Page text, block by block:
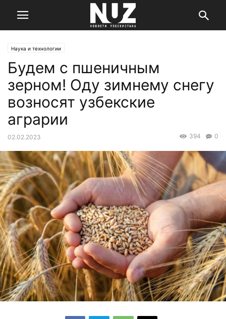
Наука и технологии
Будем с пшеничным
зерном! Оду зимнему снегу
возносят узбекские
аграрии
02.02.2023 0
394